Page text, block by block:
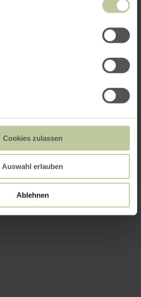
Cookies zulassen
Auswahl erlauben
Ablehnen